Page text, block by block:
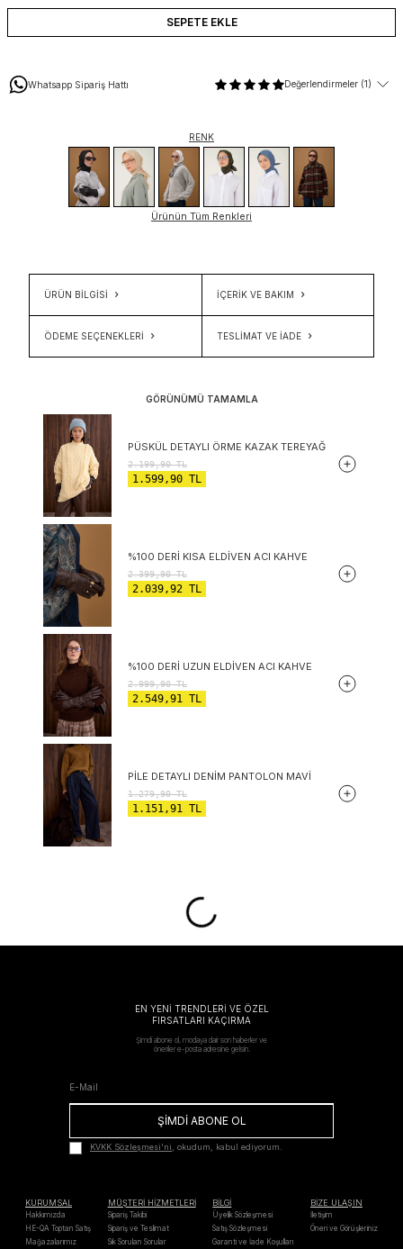
SEPETE EKLE
Whatsapp Sipariş Hattı Değerlendirmeler (1)
RENK
Ürünün Tüm Renkleri
ÜRÜN BİLGİSİ İÇERIK VE BAKIM
ÖDEME SEÇENEKLERI TESLIMAT VE İADE
GÖRÜNÜMÜ TAMAMLA
PÜSKÜL DETAYLI ÖRME KAZAK TEREYAĞ
2.199,90TL
1.599,90 TL
%100 DERI KISA ELDIVEN ACI KAHVE
2.399,90TL
2.039,92 TL
%100 DERI UZUN ELDIVEN ACI KAHVE
2.999,90TL
2.549,91 TL
PILE DETAYLI DENIM PANTOLON MAVI
1.279,90TL
1.151,91 TL
EN YENİ TRENDLERİ VE ÖZEL
FIRSATLARI KAÇIRMA
Şimdi abone ol, modaya dair son haberler ve
öneriler e-posta adresine gelsin.
ŞİMDİ ABONE OL
KVKK Sözleşmesi'ni, okudum, kabul ediyorum.
KURUMSAL
Hakkımızda
HE-QA Toptan Satış
Mağazalarımız
MÜŞTERİ HİZMETLERİ
Sipariş Takibi
Sipariş ve Teslimat
Sık Sorulan Sorular
BİLGİ
Üyelik Sözleşmesi
Satış Sözleşmesi
Garanti ve İade Koşulları
BİZE ULAŞIN
İletişim
Öneri ve Görüşleriniz